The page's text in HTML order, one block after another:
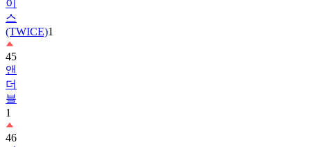
(TWICE)
45
앤
더
블
1
46
킥
플